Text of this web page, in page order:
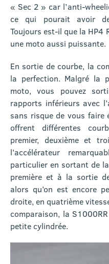
« Sec 2 » car l’anti-
ce qui pourait avoir
Toujours est-il que la HP4
une moto aussi puissante.
En sortie de courbe, la
la perfection. Malgré la
moto, vous pouvez
rapports inférieurs avec
sans risque de vous faire
offrent différentes
premier, deuxième et
l’accélérateur
particulier en sortant de
première et à la sortie
alors qu’on est encore
droite, en quatrième
comparaison, la
petite cylindrée.